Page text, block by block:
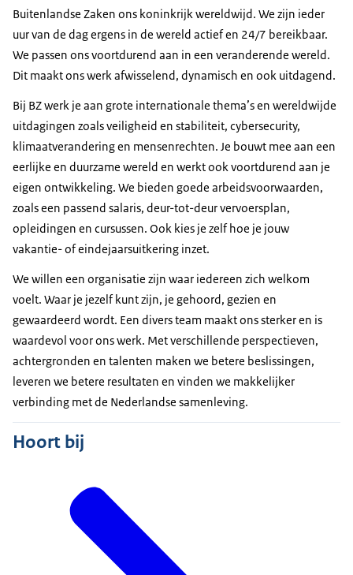
Buitenlandse Zaken ons koninkrijk wereldwijd. We zijn ieder
uur van de dag ergens in de wereld actief en 24/7 bereikbaar.
We passen ons voortdurend aan in een veranderende wereld.
Dit maakt ons werk afwisselend, dynamisch en ook uitdagend.
Bij BZ werk je aan grote internationale thema’s en wereldwijde
uitdagingen zoals veiligheid en stabiliteit, cybersecurity,
klimaatverandering en mensenrechten. Je bouwt mee aan een
eerlijke en duurzame wereld en werkt ook voortdurend aan je
eigen ontwikkeling. We bieden goede arbeidsvoorwaarden,
zoals een passend salaris, deur-tot-deur vervoersplan,
opleidingen en cursussen. Ook kies je zelf hoe je jouw
vakantie- of eindejaarsuitkering inzet.
We willen een organisatie zijn waar iedereen zich welkom
voelt. Waar je jezelf kunt zijn, je gehoord, gezien en
gewaardeerd wordt. Een divers team maakt ons sterker en is
waardevol voor ons werk. Met verschillende perspectieven,
achtergronden en talenten maken we betere beslissingen,
leveren we betere resultaten en vinden we makkelijker
verbinding met de Nederlandse samenleving.
Hoort bij